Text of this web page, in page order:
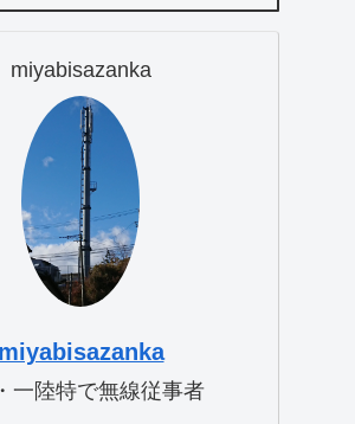
miyabisazanka
miyabisazanka
一陸特で無線従事者